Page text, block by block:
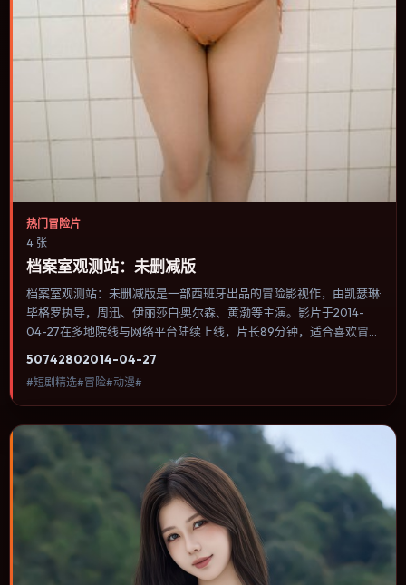
热门冒险片
4 张
档案室观测站：未删减版
档案室观测站：未删减版是一部西班牙出品的冒险影视作，由凯瑟琳·
毕格罗执导，周迅、伊丽莎白·奥尔森、黄渤等主演。影片于2014-
04-27在多地院线与网络平台陆续上线，片长89分钟，适合喜欢冒险
情节推进，节奏与视听语言统一，可作为休闲观影或类型片补片的选
择。
50742802014-04-27
#短剧精选#冒险#动漫#